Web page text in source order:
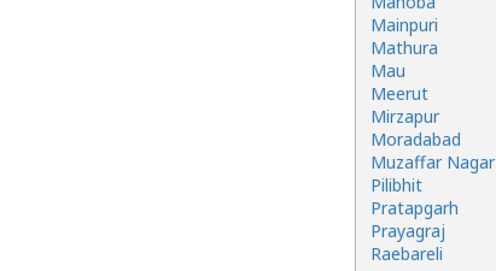
Mainpuri
Mathura
Mau
Meerut
Mirzapur
Moradabad
Muzaffar Nagar
Pilibhit
Pratapgarh
Prayagraj
Raebareli